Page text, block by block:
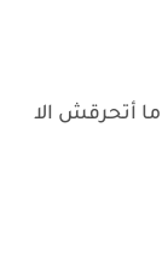
أتحرقش الا